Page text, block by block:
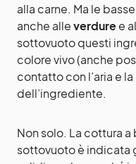
alla carne. Ma le
anche alleverduree
sottovuoto questi
colore vivo (anche
contatto con l’aria e
dell’ingrediente.
Non solo. La cottura
sottovuoto è indicata